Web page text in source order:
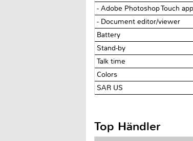
- Adobe Photoshop Touch app
- Document editor/viewer
Battery
Stand-by
Talk time
Colors
SAR US
Top Händler